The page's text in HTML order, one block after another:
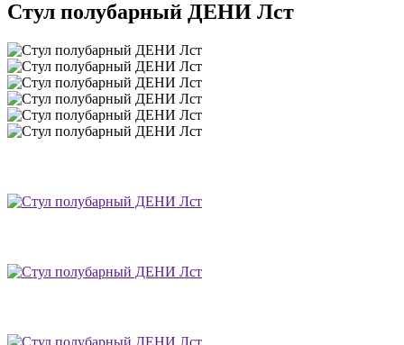
Стул полубарный ДЕНИ Лст